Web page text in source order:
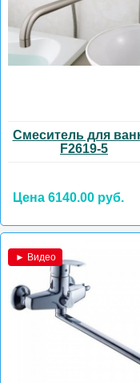
Смеситель для
F2619-5
Цена 6140.00 руб.
► Видео